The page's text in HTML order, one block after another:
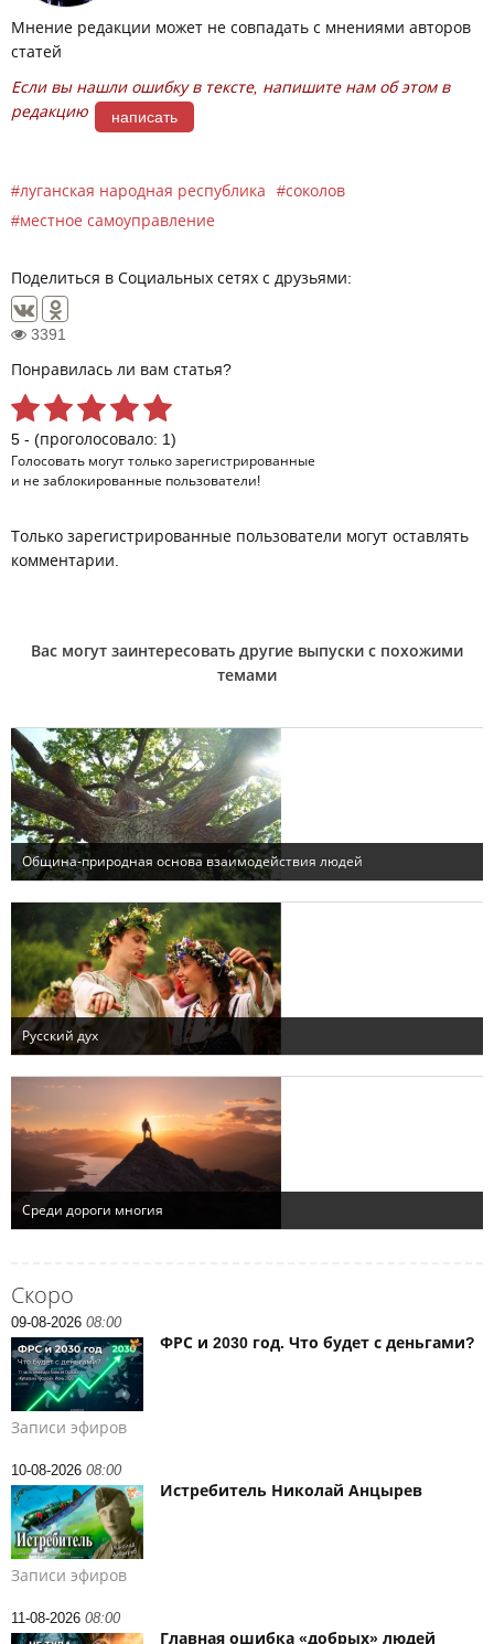
Скоро
09-08-2026 08:00
ФРС и 2030 год. Что будет с деньгами?
Записи эфиров
10-08-2026 08:00
Истребитель Николай Анцырев
Записи эфиров
11-08-2026 08:00
Главная ошибка «добрых» людей
Мнение редакции может не совпадать с мнениями авторов
статей
Если вы нашли ошибку в тексте, напишите нам об этом в
редакцию
написать
луганская народная республика
соколов
местное самоуправление
Поделиться в Социальных сетях с друзьями:
3391
Понравилась ли вам статья?
5 - (проголосовало: 1)
Голосовать могут только зарегистрированные
и не заблокированные пользователи!
Только зарегистрированные пользователи могут оставлять
комментарии.
Вас могут заинтересовать другие выпуски с похожими
темами